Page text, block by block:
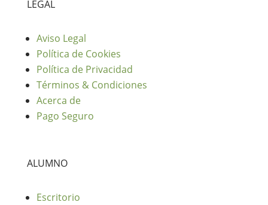
LEGAL
Aviso Legal
Política de Cookies
Política de Privacidad
Términos & Condiciones
Acerca de
Pago Seguro
ALUMNO
Escritorio